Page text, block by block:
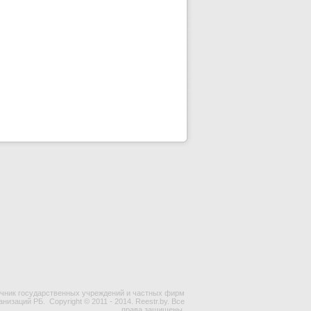
государственных учреждений и частных фирм
РБ.
Copyright © 2011 - 2014. Reestr.by. Все